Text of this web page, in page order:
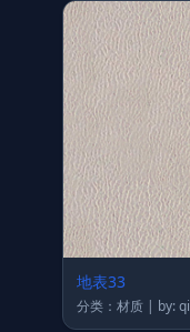
地表33
分类：材质 |